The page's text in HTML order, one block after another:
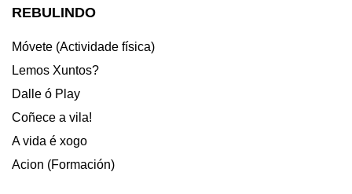
REBULINDO
Móvete (Actividade física)
Lemos Xuntos?
Dalle ó Play
Coñece a vila!
A vida é xogo
Acion (Formación)